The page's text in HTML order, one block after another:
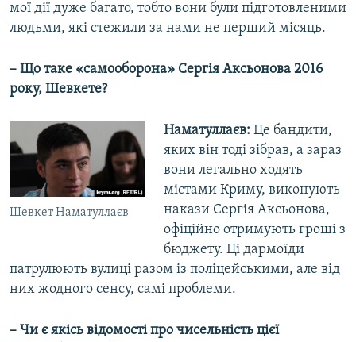
мої дії дуже багато, тобто вони були підготовленими
людьми, які стежили за нами не перший місяць.
– Що таке «самооборона» Сергія Аксьонова 2016
року, Шевкете?
Шевкет Наматуллаєв
Наматуллаєв: Це бандити,
яких він тоді зібрав, а зараз
вони легально ходять
містами Криму, виконують
накази Сергія Аксьонова,
офіційно отримують гроші з
бюджету. Ці дармоїди
патрулюють вулиці разом із поліцейськими, але від
них жодного сенсу, самі проблеми.
– Чи є якісь відомості про чисельність цієї